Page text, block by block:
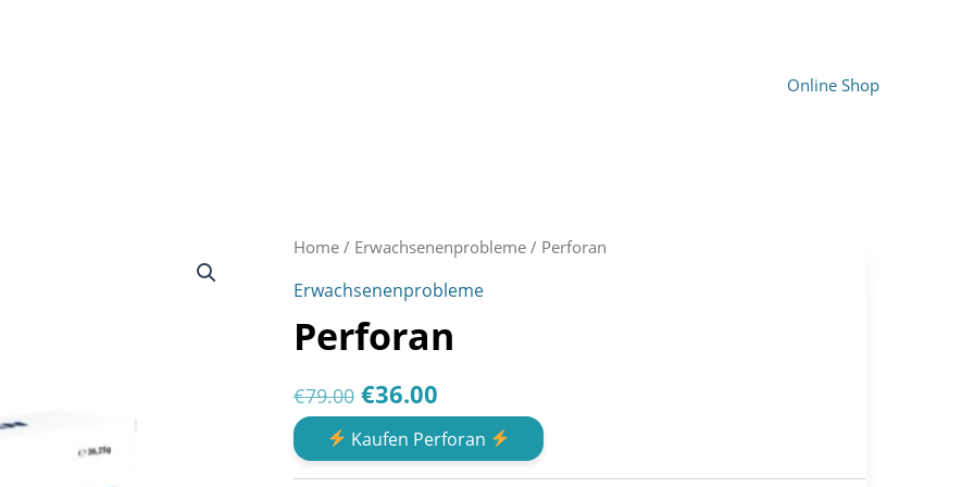
Online Shop
Home/ Erwachsenenprobleme/ Perforan
Erwachsenenprobleme
Perforan
€79.00 Original
price
was:
€36.00Current
price
is:
Kaufen Perforan